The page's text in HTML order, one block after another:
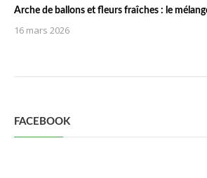
Arche de ballons et fleurs fraîches : le
16 mars 2026
FACEBOOK